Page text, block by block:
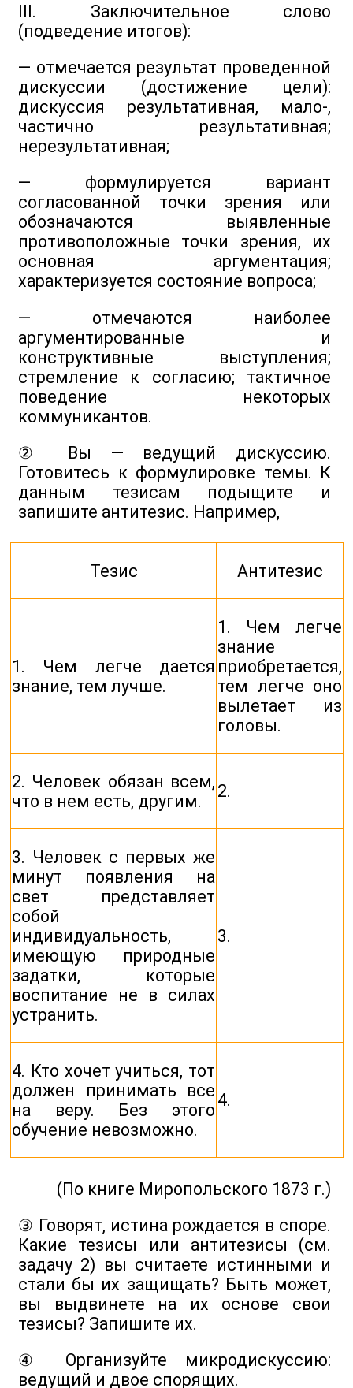
III. Заключительное слово
(подведение итогов):
— отмечается результат проведенной
дискуссии (достижение цели):
дискуссия результативная, мало-,
частично результативная;
нерезультативная;
— формулируется вариант
согласованной точки зрения или
обозначаются выявленные
противоположные точки зрения, их
основная аргументация;
характеризуется состояние вопроса;
— отмечаются наиболее
аргументированные и
конструктивные выступления;
стремление к согласию; тактичное
поведение некоторых
коммуникантов.
② Вы — ведущий дискуссию.
Готовитесь к формулировке темы. К
данным тезисам подыщите и
запишите антитезис. Например,
Тезис Антитезис
1. Чем легче дается
знание, тем лучше.
1. Чем легче
знание
приобретается,
тем легче оно
вылетает из
головы.
2. Человек обязан всем,
что в нем есть, другим.
2.
3. Человек с первых же
минут появления на
свет представляет
собой
индивидуальность,
имеющую природные
задатки, которые
воспитание не в силах
устранить.
3.
4. Кто хочет учиться, тот
должен принимать все
на веру. Без этого
обучение невозможно.
4.
(По книге Миропольского 1873 г.)
③ Говорят, истина рождается в споре.
Какие тезисы или антитезисы (см.
задачу 2) вы считаете истинными и
стали бы их защищать? Быть может,
вы выдвинете на их основе свои
тезисы? Запишите их.
④ Организуйте микродискуссию:
ведущий и двое спорящих.